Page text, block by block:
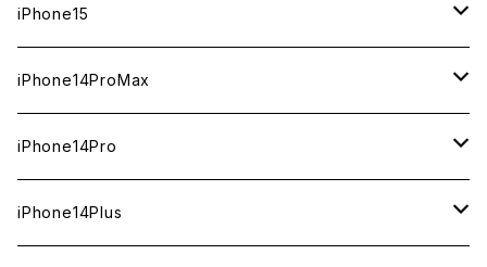
新品
中古（整備済み）
512GB
新品
中古（整備済み）
256GB
新品
中古（整備済み）
1TB
新品
中古（整備済み）
512GB
新品
中古（整備済み）
256GB
新品
128GB
iPhone15
512GB
新品
中古（整備済み）
256GB
新品
128GB
iPhone14ProMax
1TB
新品
512GB
iPhone14Pro
1TB
iPhone14Plus